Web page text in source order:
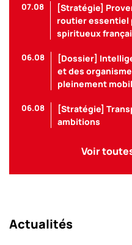
07.08
[Stratégie]
routier essentiel
spiritueux
06.08
[Dossier]
et des
pleinement
06.08
[Stratégie]
ambitions
Voir
Actualités